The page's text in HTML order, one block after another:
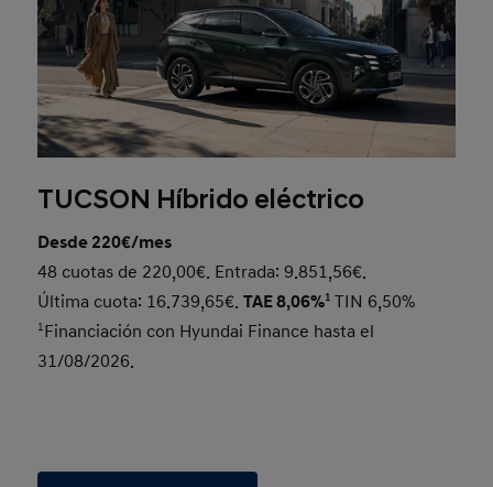
TUCSON Híbrido eléctrico
Desde 220€/mes
48 cuotas de 220,00€. Entrada: 9.851,56€.
Última cuota: 16.739,65€.TAE 8,06%1 TIN 6,50%
1Financiación con Hyundai Finance hasta el
31/08/2026.